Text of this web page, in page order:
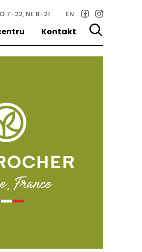
7–22, NE 8–21 EN
Kontakt